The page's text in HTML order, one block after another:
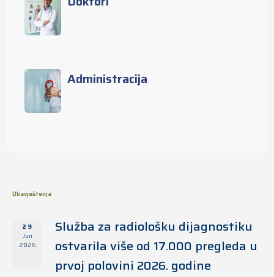
Administracija
Obavještenja
29
Jun
2026
Služba za radiološku dijagnostiku
ostvarila više od 17.000 pregleda u
prvoj polovini 2026. godine